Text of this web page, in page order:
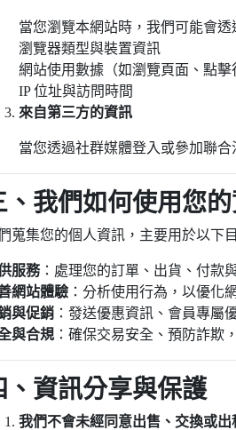
當您瀏覽本網站時，我們可能會透
瀏覽器類型與裝置資訊
網站使用數據（如瀏覽頁面、點擊
IP 位址與訪問時間
來自第三方的資訊
當您透過社群媒體登入或參加聯
、我們如何使用您
蒐集您的個人資訊，主要用於以下目
服務：處理您的訂單、出貨、付款
網站體驗 ：分析使用行為，以優化
與促銷 ：發送優惠資訊、會員專屬
與合規 ：確保交易安全、預防詐欺
、資訊分享與保護
我們不會未經同意出售、交換或